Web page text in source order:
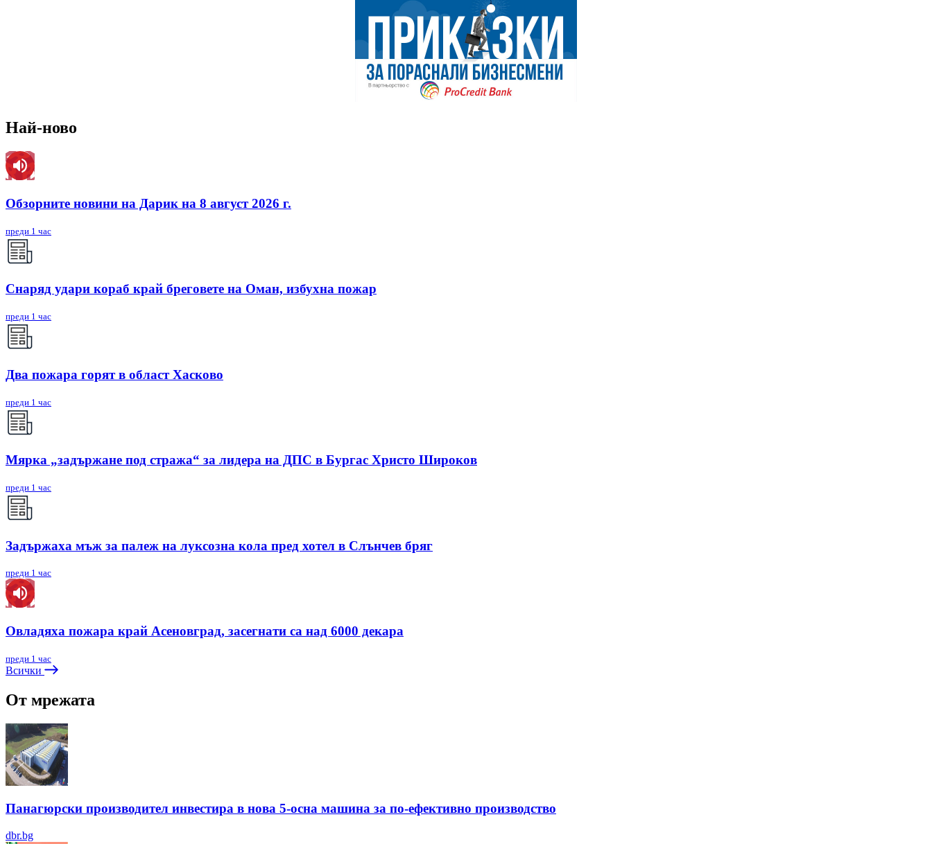
Най-ново
Обзорните новини на Дарик на 8 август 2026 г.
преди 1 час
Снаряд удари кораб край бреговете на Оман, избухна пожар
преди 1 час
Два пожара горят в област Хасково
преди 1 час
Мярка „задържане под стража“ за лидера на ДПС в Бургас Христо Широков
преди 1 час
Задържаха мъж за палеж на луксозна кола пред хотел в Слънчев бряг
преди 1 час
Овладяха пожара край Асеновград, засегнати са над 6000 декара
преди 1 час
Всички
От мрежата
Панагюрски производител инвестира в нова 5-осна машина за по-ефективно производство
dbr.bg